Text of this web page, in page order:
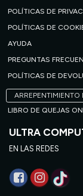
POLÍTICAS DE
POLÍTICAS DE
AYUDA
PREGUNTAS
POLÍTICAS DE
ARREPENTIMIENTO
LIBRO DE QUEJAS
ULTRA
EN LAS REDES